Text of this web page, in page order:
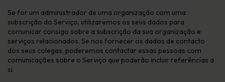
Se for um administrador de uma organização com uma
subscrição do Serviço, utilizaremos os seus dados para
comunicar consigo sobre a subscrição da sua organização e
serviços relacionados. Se nos fornecer os dados de contacto
dos seus colegas, poderemos contactar essas pessoas com
comunicações sobre o Serviço que poderão incluir referências a
si.